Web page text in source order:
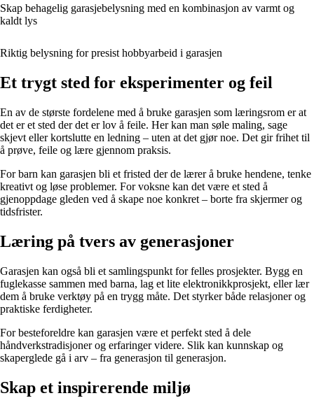
Skap behagelig garasjebelysning med en kombinasjon av varmt og
kaldt lys
Riktig belysning for presist hobbyarbeid i garasjen
Et trygt sted for eksperimenter og feil
En av de største fordelene med å bruke garasjen som læringsrom er at
det er et sted der det er lov å feile. Her kan man søle maling, sage
skjevt eller kortslutte en ledning – uten at det gjør noe. Det gir frihet til
å prøve, feile og lære gjennom praksis.
For barn kan garasjen bli et fristed der de lærer å bruke hendene, tenke
kreativt og løse problemer. For voksne kan det være et sted å
gjenoppdage gleden ved å skape noe konkret – borte fra skjermer og
tidsfrister.
Læring på tvers av generasjoner
Garasjen kan også bli et samlingspunkt for felles prosjekter. Bygg en
fuglekasse sammen med barna, lag et lite elektronikkprosjekt, eller lær
dem å bruke verktøy på en trygg måte. Det styrker både relasjoner og
praktiske ferdigheter.
For besteforeldre kan garasjen være et perfekt sted å dele
håndverkstradisjoner og erfaringer videre. Slik kan kunnskap og
skaperglede gå i arv – fra generasjon til generasjon.
Skap et inspirerende miljø